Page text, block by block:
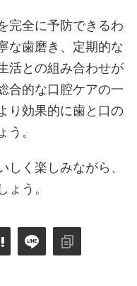
完全に予防できるわ
な歯磨き、定期的な
活との組み合わせが
合的な口腔ケアの一
り効果的に歯と口の
。
く楽しみながら、
う。